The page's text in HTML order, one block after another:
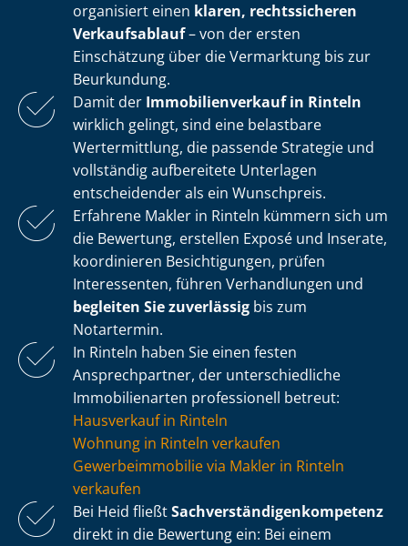
organisiert einen klaren, rechtssicheren
Verkaufsablauf– von der ersten
Einschätzung über die Vermarktung bis zur
Beurkundung.
Damit der Im­mo­bi­li­en­ver­kauf in Rinteln
wirklich gelingt, sind eine belastbare
Wertermittlung, die passende Strategie und
vollständig aufbereitete Unterlagen
entscheidender als ein Wunschpreis.
Erfahrene Makler in Rinteln kümmern sich um
die Bewertung, erstellen Exposé und Inserate,
koordinieren Besichtigungen, prüfen
Interessenten, führen Verhandlungen und
begleiten Sie zuverlässig bis zum
Notartermin.
In Rinteln haben Sie einen festen
Ansprechpartner, der un­ter­schied­li­che
Immobilienarten professionell betreut:
Hausverkauf in Rinteln
Wohnung in Rinteln verkaufen
Ge­wer­be­im­mo­bi­lie via Makler in Rinteln
verkaufen
Bei Heid fließtSach­ver­stän­di­gen­kom­pe­tenz
direkt in die Bewertung ein: Bei einem